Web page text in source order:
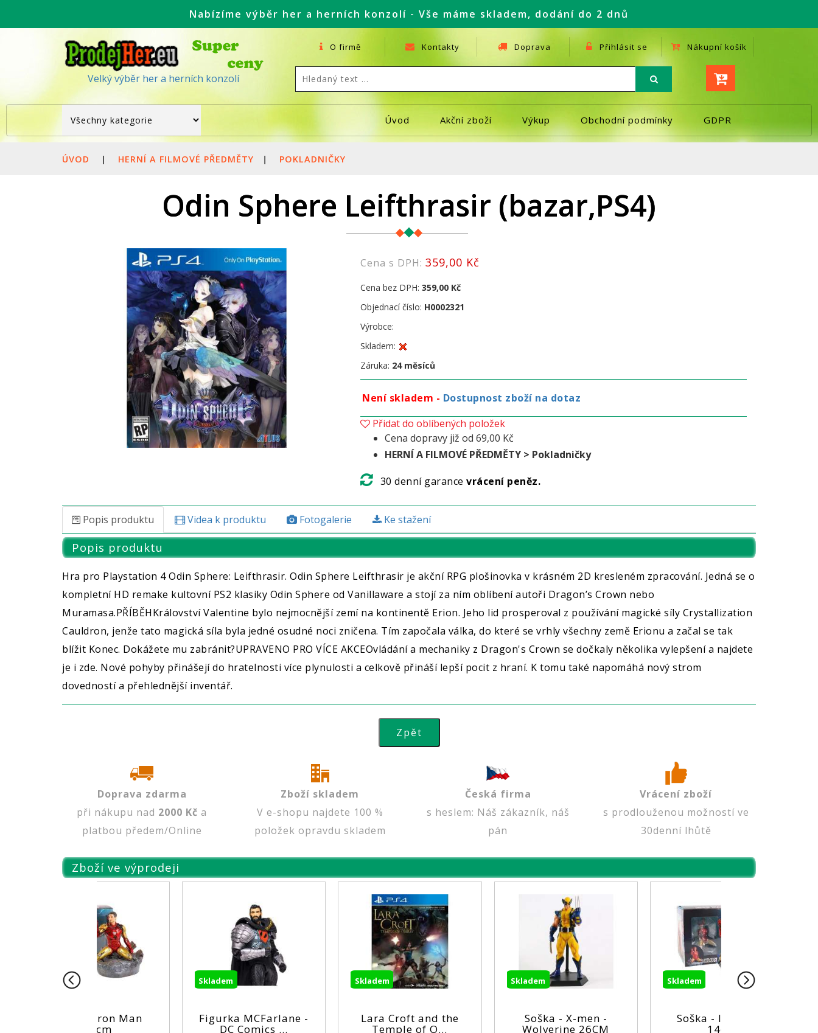
Nabízíme výběr her a herních konzolí - Vše máme skladem, dodání do 2 dnů
Velký výběr her a herních konzolí
O firmě Kontakty Doprava Přihlásit se Nákupní košík
Úvod Akční zboží Výkup Obchodní podmínky GDPR
ÚVOD | HERNÍ A FILMOVÉ PŘEDMĚTY | POKLADNIČKY
Odin Sphere Leifthrasir (bazar,PS4)
Cena s DPH: 359,00 Kč
Cena bez DPH: 359,00 Kč
Objednací číslo: H0002321
Výrobce:
Skladem:
Záruka: 24 měsíců
Není skladem - Dostupnost zboží na dotaz
Přidat do oblíbených položek
Cena dopravy již od 69,00 Kč
HERNÍ A FILMOVÉ PŘEDMĚTY > Pokladničky
30 denní garance vrácení peněz.
Popis produktu Videa k produktu Fotogalerie Ke stažení
Popis produktu
Hra pro Playstation 4 Odin Sphere: Leifthrasir. Odin Sphere Leifthrasir je akční RPG plošinovka v krásném 2D kresleném zpracování. Jedná se o
kompletní HD remake kultovní PS2 klasiky Odin Sphere od Vanillaware a stojí za ním oblíbení autoři Dragon’s Crown nebo
Muramasa.PŘÍBĚHKrálovství Valentine bylo nejmocnější zemí na kontinentě Erion. Jeho lid prosperoval z používání magické síly Crystallization
Cauldron, jenže tato magická síla byla jedné osudné noci zničena. Tím započala válka, do které se vrhly všechny země Erionu a začal se tak
blížit Konec. Dokážete mu zabránit?UPRAVENO PRO VÍCE AKCEOvládání a mechaniky z Dragon's Crown se dočkaly několika vylepšení a najdete
je i zde. Nové pohyby přinášejí do hratelnosti více plynulosti a celkově přináší lepší pocit z hraní. K tomu také napomáhá nový strom
dovedností a přehlednější inventář.
Doprava zdarma
při nákupu nad 2000 Kč a
platbou předem/Online
Zboží skladem
V e-shopu najdete 100 %
položek opravdu skladem
Česká firma
s heslem: Náš zákazník, náš
pán
Vrácení zboží
s prodlouženou možností ve
30denní lhůtě
Zboží ve výprodeji
Skladem
Figurka MCFarlane -
Skladem
Lara Croft and the
Skladem
Soška - X-men -
Wolverine 26CM
Skladem
Soška - Iron Man
Skladem